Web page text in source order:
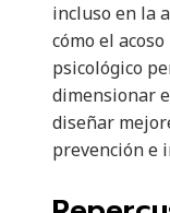
incluso en la
cómo el
psicológico
dimensionar
diseñar
prevención e